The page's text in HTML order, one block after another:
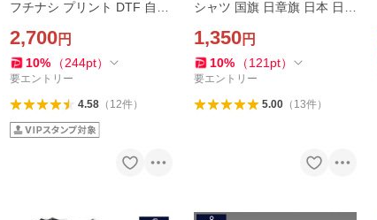
フチナシ プリント DTF 自衛
ワンポイント メンズ S M L L
L 3L 4L
2,700円
10% （244pt）
要エントリー
4.58（ 12件）
シャツ 国旗 日章旗 日本 日本
ント メンズ レディース S M
L LL 3L 4L
1,350円
10% （121 pt）
要エントリー
5.00（ 13件）